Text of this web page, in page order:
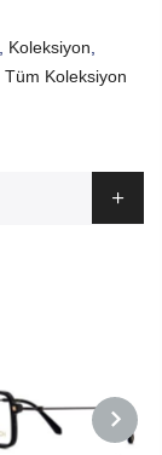
Koleksiyon
Tüm Koleksiyon